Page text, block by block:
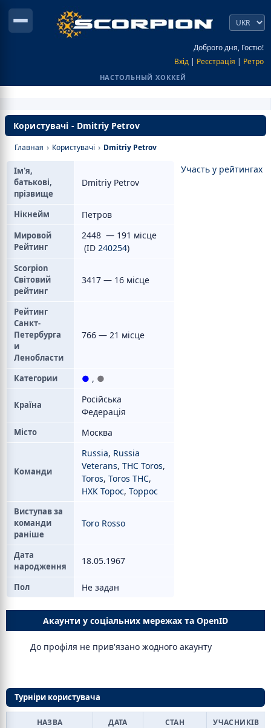
Доброго дня, Гостю!
Вхід | Реєстрація | Ретро
НАСТОЛЬНЫЙ ХОККЕЙ
Користувачі - Dmitriy Petrov
Главная › Користувачі › Dmitriy Petrov
Участь у рейтингах
Ім'я,
батькові,
прізвище
Dmitriy Petrov
Нікнейм Петров
Мировой
Рейтинг
2448 — 191 місце
(ID 240254)
Scorpion
Світовий
рейтинг
3417 — 16 місце
Рейтинг
Санкт-
Петербурга
и
Ленобласти
766 — 21 місце
Категории ● , ●
Країна
Російська
Федерація
Місто Москва
Команди
Russia, Russia
Veterans, THC Toros,
Toros, Toros THC,
НХК Торос, Торрос
Виступав за
команди
раніше
Toro Rosso
Дата
народження
18.05.1967
Пол Не задан
Акаунти у соціальних мережах та OpenID
До профіля не прив'язано жодного акаунту
Турніри користувача
НАЗВА ДАТА СТАН УЧАСНИКІВ